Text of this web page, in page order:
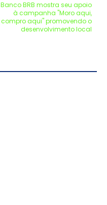
Banco BRB mostra seu apoio
à campanha "Moro aqui,
compro aqui" promovendo o
desenvolvimento local